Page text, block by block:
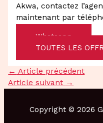
Akwa, contactez
maintenant par
Whatsapp
TOUTES LES
← Article précédent
Article suivant →
Copyright © 2026